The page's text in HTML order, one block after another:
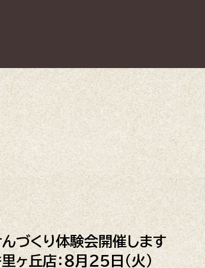
づくり体験会開催します
ヶ丘店：８月２５日（火）